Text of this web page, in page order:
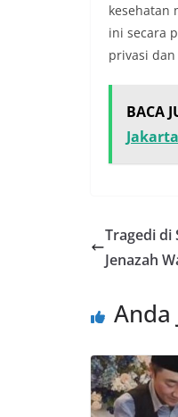
kesehatan
ini secara
privasi
BACA
Jakarta
Tragedi di
Jenazah
Anda